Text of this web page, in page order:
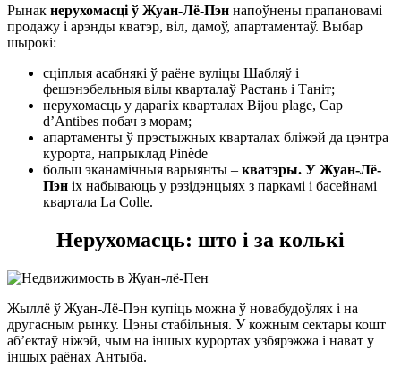
Рынак нерухомасці ў Жуан-Лё-Пэн напоўнены прапановамі
продажу і арэнды кватэр, віл, дамоў, апартаментаў. Выбар
шырокі:
сціплыя асабнякі ў раёне вуліцы Шабляў і
фешэнэбельныя вілы кварталаў Растань і Таніт;
нерухомасць у дарагіх кварталах Bijou plage, Cap
d’Antibes побач з морам;
апартаменты ў прэстыжных кварталах бліжэй да цэнтра
курорта, напрыклад Pinède
больш эканамічныя варыянты – кватэры. У Жуан-Лё-
Пэн іх набываюць у рэзідэнцыях з паркамі і басейнамі
квартала La Colle.
Нерухомасць: што і за колькі
Жыллё ў Жуан-Лё-Пэн купіць можна ў новабудоўлях і на
другасным рынку. Цэны стабільныя. У кожным сектары кошт
аб’ектаў ніжэй, чым на іншых курортах узбярэжжа і нават у
іншых раёнах Антыба.